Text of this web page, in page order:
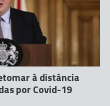
à distância
por Covid-19